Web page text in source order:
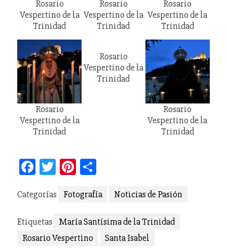
Rosario
Vespertino de la
Trinidad
Rosario
Vespertino de la
Trinidad
Rosario
Vespertino de la
Trinidad
Rosario
Vespertino de la
Trinidad
Rosario
Vespertino de la
Trinidad
Rosario
Vespertino de la
Trinidad
Facebook
TwitterPinterest
Categorías Fotografía Noticias de Pasión
Etiquetas
María Santísima de la Trinidad
Rosario Vespertino
Santa Isabel